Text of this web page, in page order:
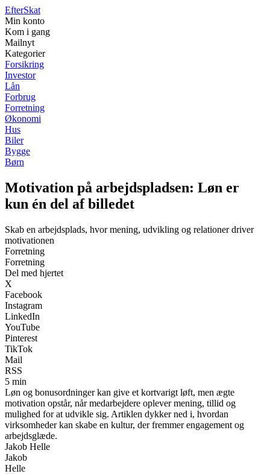
EfterSkat
Min konto
Kom i gang
Mailnyt
Kategorier
Forsikring
Investor
Lån
Forbrug
Forretning
Økonomi
Hus
Biler
Bygge
Børn
Motivation på arbejdspladsen: Løn er
kun én del af billedet
Skab en arbejdsplads, hvor mening, udvikling og relationer driver
motivationen
Forretning
Forretning
Del med hjertet
X
Facebook
Instagram
LinkedIn
YouTube
Pinterest
TikTok
Mail
RSS
5 min
Løn og bonusordninger kan give et kortvarigt løft, men ægte
motivation opstår, når medarbejdere oplever mening, tillid og
mulighed for at udvikle sig. Artiklen dykker ned i, hvordan
virksomheder kan skabe en kultur, der fremmer engagement og
arbejdsglæde.
Jakob Helle
Jakob
Helle